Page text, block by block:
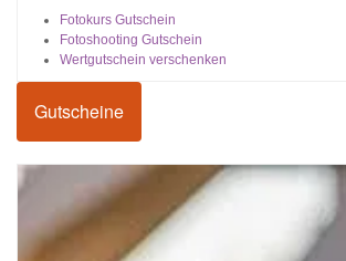
Fotokurs Gutschein
Fotoshooting Gutschein
Wertgutschein verschenken
Gutscheine